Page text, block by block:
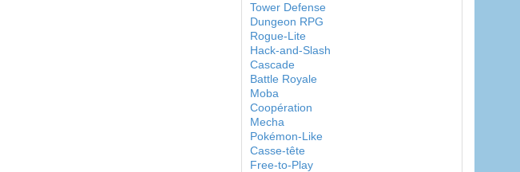
Tower Defense
Dungeon RPG
Rogue-Lite
Hack-and-Slash
Cascade
Battle Royale
Moba
Coopération
Mecha
Pokémon-Like
Casse-tête
Free-to-Play